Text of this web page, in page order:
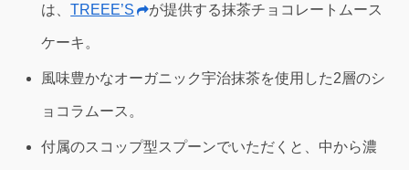
は、TREEE’S が提供する抹茶チョコレートムース
ケーキ。
風味豊かなオーガニック宇治抹茶を使用した2層のシ
ョコラムース。
付属のスコップ型スプーンでいただくと、中から濃